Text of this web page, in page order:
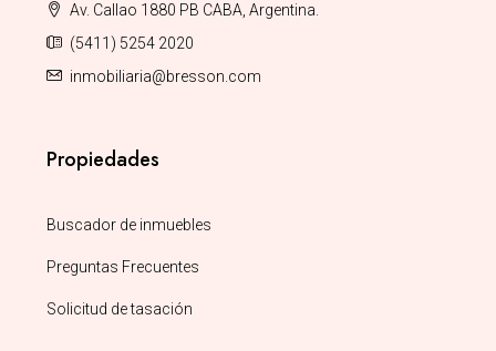
Av. Callao 1880 PB CABA, Argentina.
(5411) 5254 2020
inmobiliaria@bresson.com
Propiedades
Buscador de inmuebles
Preguntas Frecuentes
Solicitud de tasación